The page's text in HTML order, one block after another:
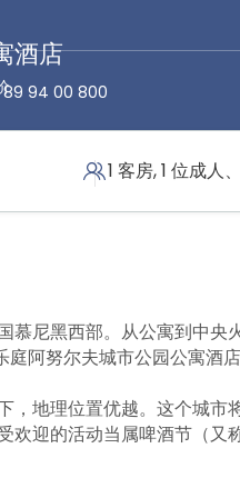
1 客房, 1 位
酒店
94 00 800
寓酒店 位置
尼黑西部。从公寓到中
努尔夫城市公园公寓酒店
，地理位置优越。这个城
欢迎的活动当属啤酒节（